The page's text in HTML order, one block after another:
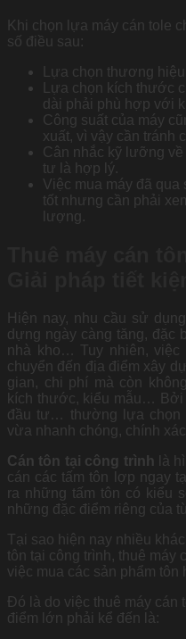
Khi chọn lựa máy cán tole
số điều sau:
Lựa chọn thương
Lựa chọn kích thước
dài phải phù hợp với
Công suất của máy
xuất, vì vậy cần tránh
Cân nhắc kỹ lưỡng
tư là hợp lý.
Việc mua máy đã
tốt nhưng cần phải
lượng.
Hiện nay, nhu cầu sử
dựng ngày càng tăng, đặc
nhà kho… Tuy nhiên, việc
chuyển đến địa điểm xây
gian, chi phí mà còn
kích thước, kiểu mẫu… Bởi
đầu tư… thường lựa chọn
vừa nhanh chóng, chính
Cán tôn tại công trình là
cán các tấm tôn lợp ngay
ra những tấm tôn có kiểu
những đặc điểm riêng của
Tại sao hiện nay nhiều
tôn tại công trình, thuê máy
việc mua các sản phẩm tôn
Đó là do việc thuê máy cán
điểm lớn phải kể đến là: